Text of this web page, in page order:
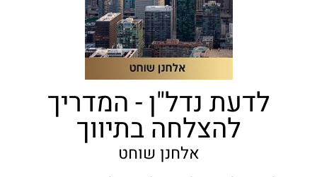
לדעת נדל"ן - המדריך
להצלחה בתיווך
אלחנן שוחט